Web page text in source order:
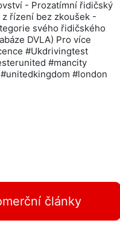
- Prozatímní řidičský
řízení bez zkoušek -
svého řidičského
DVLA) Pro více
#Ukdrivingtest
#mancity
#london
články